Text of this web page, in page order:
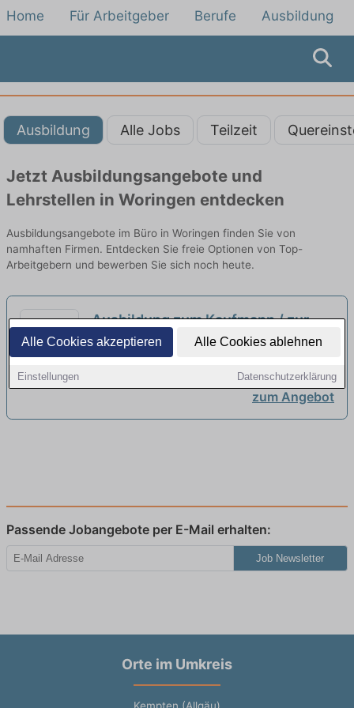
Alle Cookies akzeptieren Alle Cookies ablehnen
Einstellungen Datenschutzerklärung
Home Für Arbeitgeber Berufe Ausbildung
Ausbildung Alle Jobs Teilzeit
Jetzt Ausbildungsangebote und
Lehrstellen in Woringen entdecken
Ausbildungsangebote im Büro in Woringen finden Sie von
namhaften Firmen. Entdecken Sie freie Optionen von Top-
Arbeitgebern und bewerben Sie sich noch heute.
Ausbildung zum Kaufmann / zur
Kauffrau für Büromanagement
(m/w/d)
NEXPERTO GmbH | Kempten (Allgäu)
zum Angebot
Passende Jobangebote per E-Mail erhalten:
Job Newsletter
Orte im Umkreis